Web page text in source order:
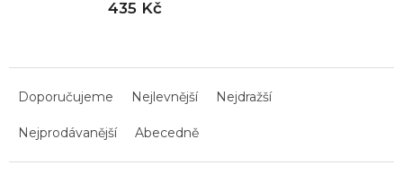
435 Kč
Doporučujeme Nejlevnější Nejdražší
Nejprodávanější Abecedně